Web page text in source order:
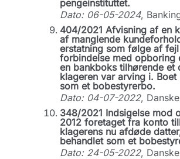
pengeinstituttet.
Dato: 06-05-2024,
404/2021 Afvisning af en
af manglende
erstatning som følge af
forbindelse med opboring
en bankboks tilhørende et
klageren var arving i.
som et bobestyrerbo.
Dato: 04-07-2022,
348/2021 Indsigelse mod
2012 foretaget fra konto
klagerens nu afdøde
behandlet som et
Dato: 24-05-2022,